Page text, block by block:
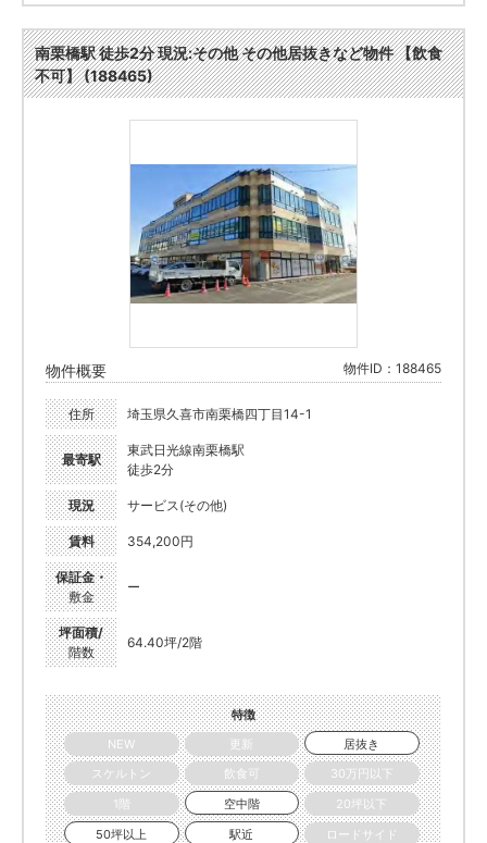
南栗橋駅 徒歩2分 現況:その他 その他居抜きなど物件 【飲食
不可】 (188465)
物件概要 物件ID：188465
住所 埼玉県久喜市南栗橋四丁目14-1
最寄駅
東武日光線南栗橋駅
徒歩2分
現況 サービス(その他)
賃料 354,200円
保証金・
敷金
ー
坪面積/
階数
64.40坪/2階
特徴
NEW
更新
居抜き
スケルトン
飲食可
30万円以下
1階
空中階
20坪以下
50坪以上
駅近 ロードサイド